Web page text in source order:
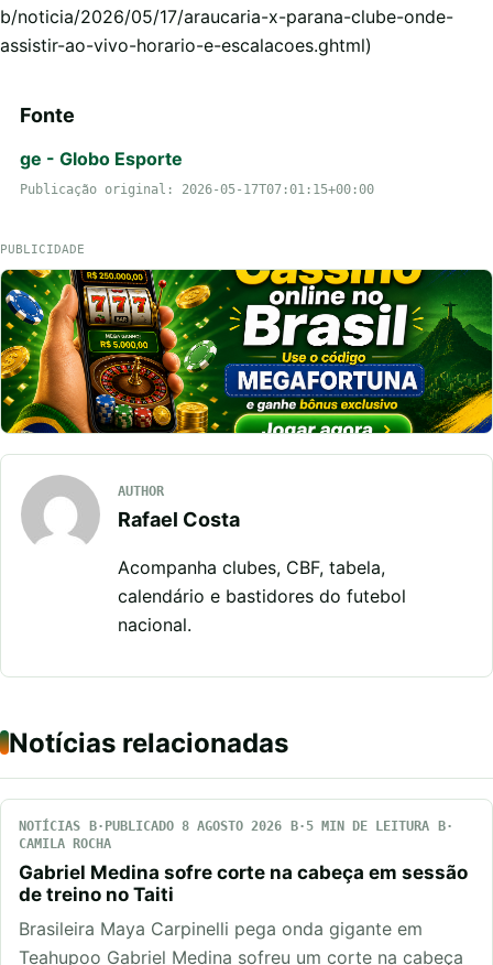
b/noticia/2026/05/17/araucaria-x-parana-clube-onde-
assistir-ao-vivo-horario-e-escalacoes.ghtml)
Fonte
ge - Globo Esporte
Publicação original: 2026-05-17T07:01:15+00:00
PUBLICIDADE
AUTHOR
Rafael Costa
Acompanha clubes, CBF, tabela,
calendário e bastidores do futebol
nacional.
Notícias relacionadas
NOTÍCIAS PUBLICADO 8 AGOSTO 2026
5 MIN DE LEITURA
CAMILA ROCHA
Gabriel Medina sofre corte na cabeça em sessão
de treino no Taiti
Brasileira Maya Carpinelli pega onda gigante em
Teahupoo Gabriel Medina sofreu um corte na cabeça